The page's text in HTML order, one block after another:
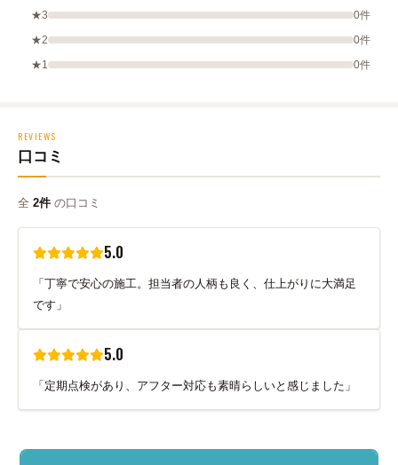
★3
0件
★2
0件
★1
0件
REVIEWS
口コミ
全 2件 の口コミ
5.0
「丁寧で安心の施工。担当者の人柄も良く、仕上がりに大満足
です」
5.0
「定期点検があり、アフター対応も素晴らしいと感じました」